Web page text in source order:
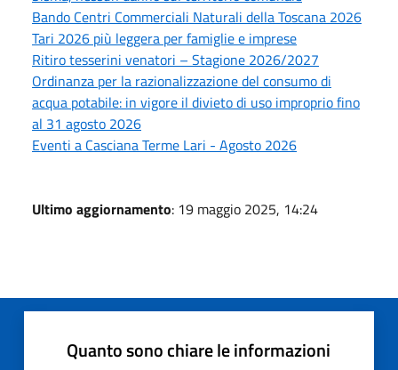
Bando Centri Commerciali Naturali della Toscana 2026
Tari 2026 più leggera per famiglie e imprese
Ritiro tesserini venatori – Stagione 2026/2027
Ordinanza per la razionalizzazione del consumo di
acqua potabile: in vigore il divieto di uso improprio fino
al 31 agosto 2026
Eventi a Casciana Terme Lari - Agosto 2026
Ultimo aggiornamento: 19 maggio 2025, 14:24
Quanto sono chiare le informazioni